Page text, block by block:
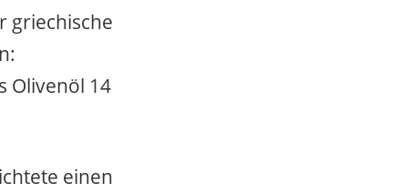
griechische
Olivenöl 14
einen